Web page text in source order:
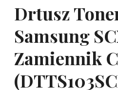
Drtusz
Samsung
Zamiennik